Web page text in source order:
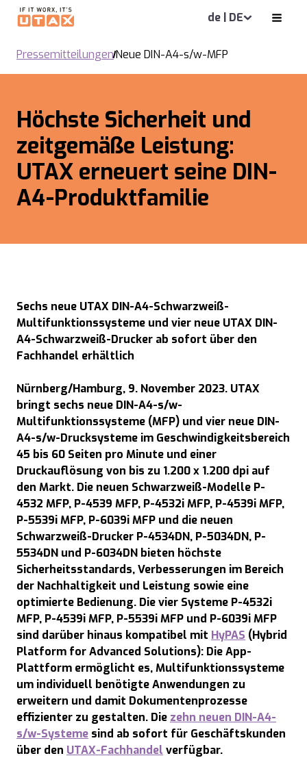
de | DE
PressemitteilungenNeue DIN-A4-s/w-MFP
Höchste Sicherheit und
zeitgemäße Leistung:
UTAX erneuert seine DIN-
A4-Produktfamilie
Sechs neue UTAX DIN-A4-Schwarzweiß-
Multifunktionssysteme und vier neue UTAX DIN-
A4-Schwarzweiß-Drucker ab sofort über den
Fachhandel erhältlich
Nürnberg/Hamburg, 9. November 2023. UTAX
bringt sechs neue DIN-A4-s/w-
Multifunktionssysteme (MFP) und vier neue DIN-
A4-s/w-Drucksysteme im Geschwindigkeitsbereich
45 bis 60 Seiten pro Minute und einer
Druckauflösung von bis zu 1.200 x 1.200 dpi auf
den Markt. Die neuen Schwarzweiß-Modelle P-
4532 MFP, P-4539 MFP, P-4532i MFP, P-4539i MFP,
P-5539i MFP, P-6039i MFP und die neuen
Schwarzweiß-Drucker P-4534DN, P-5034DN, P-
5534DN und P-6034DN bieten höchste
Sicherheitsstandards, Verbesserungen im Bereich
der Nachhaltigkeit und Leistung sowie eine
optimierte Bedienung. Die vier Systeme P-4532i
MFP, P-4539i MFP, P-5539i MFP und P-6039i MFP
sind darüber hinaus kompatibel mit HyPAS (Hybrid
Platform for Advanced Solutions): Die App-
Plattform ermöglicht es, Multifunktionssysteme
um individuell benötigte Anwendungen zu
erweitern und damit Dokumentenprozesse
effizienter zu gestalten. Die zehn neuen DIN-A4-
s/w-Systeme sind ab sofort für Geschäftskunden
über den UTAX-Fachhandel verfügbar.